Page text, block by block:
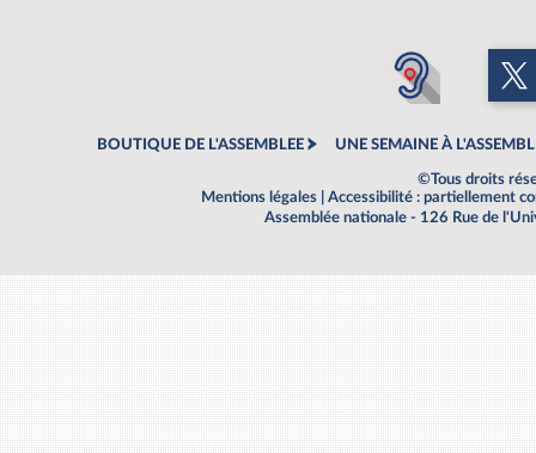
BOUTIQUE DE L'ASSEMBLEE UNE SEMAINE À
©Tous droits
Mentions légales
Accessibilité : partiellement
Assemblée nationale - 126 Rue de